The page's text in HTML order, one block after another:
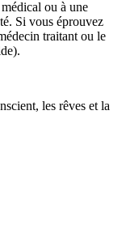
ou à une
Si vous éprouvez
traitant ou le
les rêves et la